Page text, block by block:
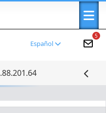
5
Español